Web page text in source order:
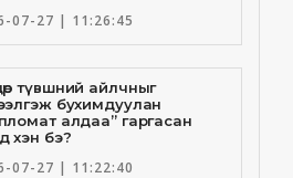
07-27 | 11:26:45
түвшний айлчныг
бухимдуулан
алдаа” гаргасан
хэн бэ?
07-27 | 11:22:40